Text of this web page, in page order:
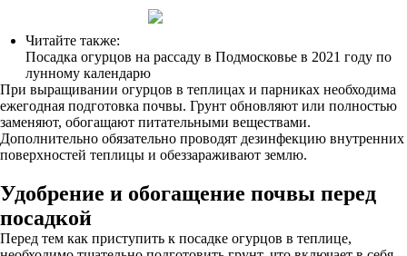
Читайте также:
Посадка огурцов на рассаду в Подмосковье в 2021 году по
лунному календарю
При выращивании огурцов в теплицах и парниках необходима
ежегодная подготовка почвы. Грунт обновляют или полностью
заменяют, обогащают питательными веществами.
Дополнительно обязательно проводят дезинфекцию внутренних
поверхностей теплицы и обеззараживают землю.
Удобрение и обогащение почвы перед
посадкой
Перед тем как приступить к посадке огурцов в теплице,